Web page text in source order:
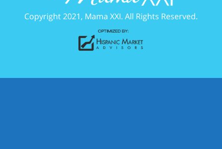
Copyright 2021, Mama XXI. All Rights Reserved.